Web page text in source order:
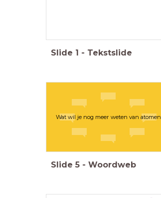
Slide 1 - Tekstslide
Wat wil je nog meer weten van atomen
Slide 5 - Woordweb